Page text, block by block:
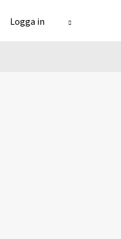
Logga in